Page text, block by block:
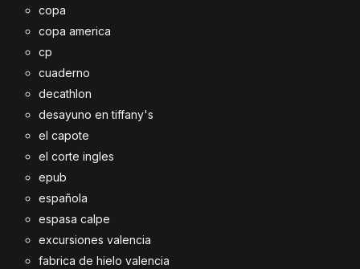
copa
copa america
cp
cuaderno
decathlon
desayuno en tiffany's
el capote
el corte ingles
epub
española
espasa calpe
excursiones valencia
fabrica de hielo valencia